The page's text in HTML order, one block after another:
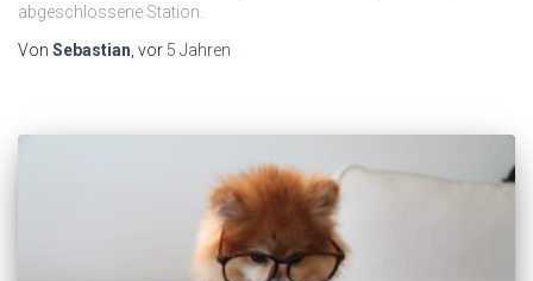
abgeschlossene Station.
Von Sebastian , vor 5 Jahren